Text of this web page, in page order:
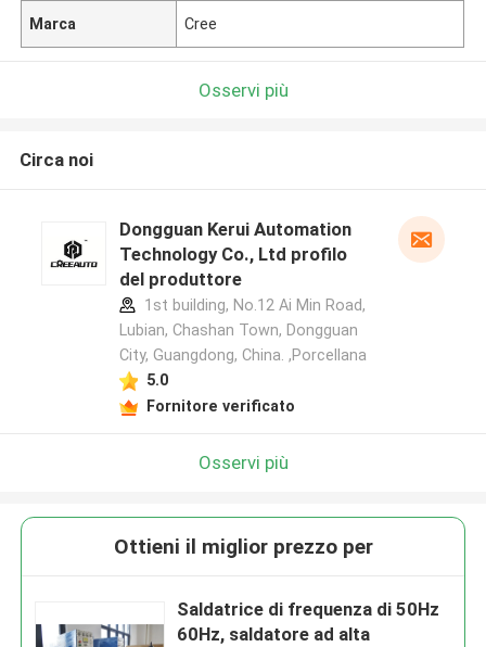
Marca Cree
Osservi più
Circa noi
Dongguan Kerui Automation
Technology Co., Ltd profilo
del produttore
1st building, No.12 Ai Min Road,
Lubian, Chashan Town, Dongguan
City, Guangdong, China. ,Porcellana
5.0
Fornitore verificato
Osservi più
Ottieni il miglior prezzo per
Saldatrice di frequenza di 50Hz
60Hz, saldatore ad alta